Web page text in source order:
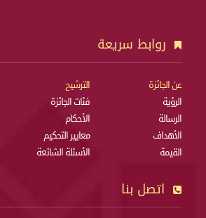
روابط سريعة
عن الجائزة
الرؤية
الرسالة
الأهداف
القيمة
الترشيح
فئات الجائزة
الأحكام
معايير التحكيم
الأسئلة الشائعة
اتصل بنا